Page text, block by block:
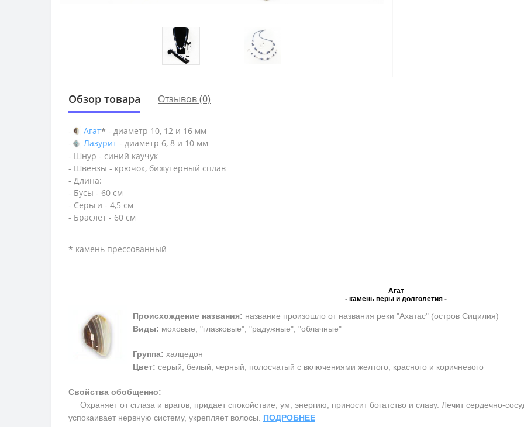
Обзор товара Отзывов (0)
- Агат* - диаметр 10, 12 и 16 мм
-
Лазурит - диаметр 6, 8 и 10 мм
- Шнур - синий каучук
- Швензы - крючок, бижутерный сплав
- Длина:
- Бусы - 60 см
- Серьги - 4,5 см
- Браслет - 60 см
* камень прессованный
Агат
- камень веры и долголетия -
Происхождение названия: название произошло от названия реки "Ахатас" (остров Сицилия)
Виды: моховые, "глазковые", "радужные", "облачные"
Группа: халцедон
Цвет: серый, белый, черный, полосчатый с включениями желтого, красного и коричневого
Свойства обобщенно:
Охраняет от сглаза и врагов, придает спокойствие, ум, энергию, приносит богатство и славу. Лечит сердечно-
успокаивает нервную систему, укрепляет волосы. ПОДРОБНЕЕ